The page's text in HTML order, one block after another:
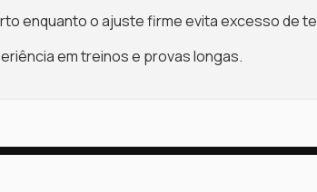
enquanto o ajuste firme evita excesso de
em treinos e provas longas.